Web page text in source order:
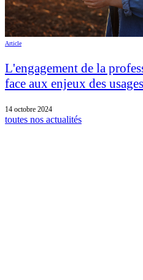
Article
L'engagement de la
face aux enjeux des
14 octobre 2024
toutes nos actualités